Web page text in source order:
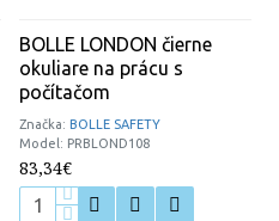
Značka: BOLLE SAFETY
Model: PRBLOND108
BOLLE LONDON čierne
okuliare na prácu s
počítačom
83,34€